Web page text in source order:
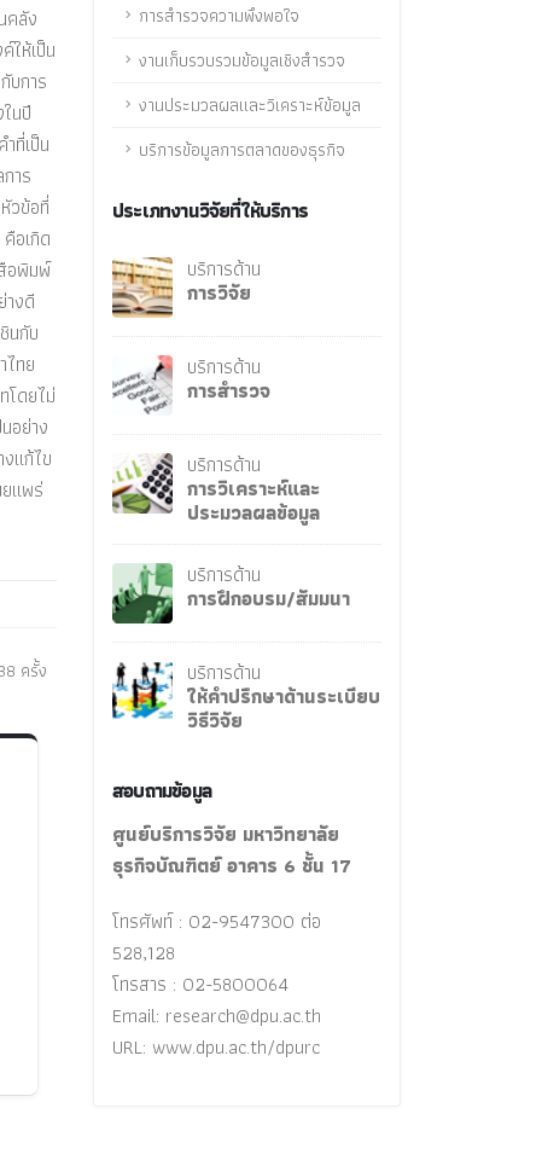
คลัง
ห้เป็น
บการ
นปี
ที่เป็น
าร
วข้อที่
อเกิด
อพิมพ์
างดี
นกับ
ไทย
โดยไม่
อย่าง
แก้ไข
แพร่
ครั้ง
การสำรวจความพึงพอใจ
งานเก็บรวบรวมข้อมูลเชิงสำรวจ
งานประมวลผลและวิเคราะห์ข้อมูล
บริการข้อมูลการตลาดของธุรกิจ
ประเภทงานวิจัยที่ให้บริการ
บริการด้าน
การวิจัย
บริการด้าน
การสำรวจ
บริการด้าน
การวิเคราะห์และ
ประมวลผลข้อมูล
บริการด้าน
การฝึกอบรม/สัมมนา
บริการด้าน
ให้คำปรึกษาด้านระเบียบ
วิธีวิจัย
สอบถามข้อมูล
ศูนย์บริการวิจัย มหาวิทยาลัย
ธุรกิจบัณฑิตย์ อาคาร 6 ชั้น 17
โทรศัพท์ : 02-9547300 ต่อ
528,128
โทรสาร : 02-5800064
Email: research@dpu.ac.th
URL: www.dpu.ac.th/dpurc